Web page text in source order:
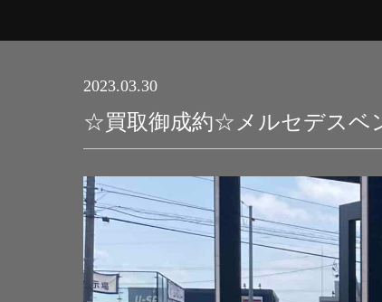
2023.03.30
☆買取御成約☆メルセデスベ